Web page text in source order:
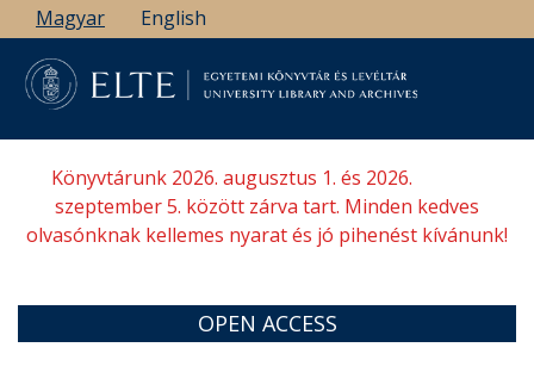
Ugrás
a
tartalomra
Magyar English
Könyvtárunk 2026. augusztus 1. és 2026.
szeptember 5. között zárva tart. Minden kedves
olvasónknak kellemes nyarat és jó pihenést kívánunk!
OPEN ACCESS